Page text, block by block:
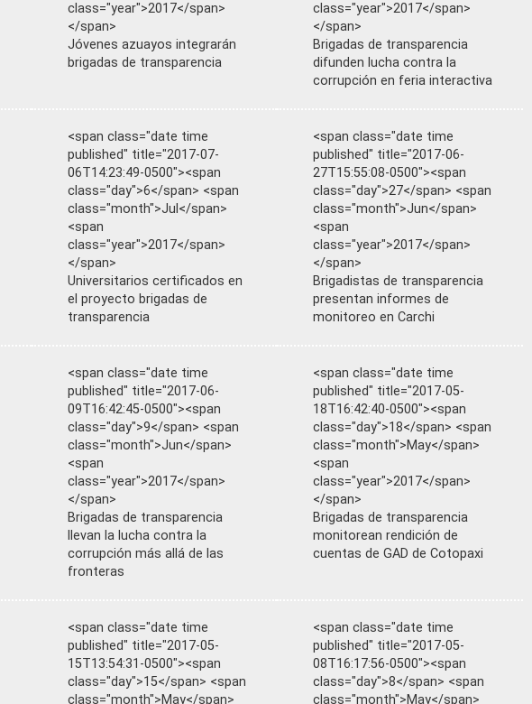
class="year">2017</span>
</span>
Jóvenes azuayos integrarán
brigadas de transparencia
class="year">2017</span>
</span>
Brigadas de transparencia
difunden lucha contra la
corrupción en feria interactiva
<span class="date time
published" title="2017-07-
06T14:23:49-0500"><span
class="day">6</span> <span
class="month">Jul</span>
<span
class="year">2017</span>
</span>
Universitarios certificados en
el proyecto brigadas de
transparencia
<span class="date time
published" title="2017-06-
27T15:55:08-0500"><span
class="day">27</span> <span
class="month">Jun</span>
<span
class="year">2017</span>
</span>
Brigadistas de transparencia
presentan informes de
monitoreo en Carchi
<span class="date time
published" title="2017-06-
09T16:42:45-0500"><span
class="day">9</span> <span
class="month">Jun</span>
<span
class="year">2017</span>
</span>
Brigadas de transparencia
llevan la lucha contra la
corrupción más allá de las
fronteras
<span class="date time
published" title="2017-05-
18T16:42:40-0500"><span
class="day">18</span> <span
class="month">May</span>
<span
class="year">2017</span>
</span>
Brigadas de transparencia
monitorean rendición de
cuentas de GAD de Cotopaxi
<span class="date time
published" title="2017-05-
15T13:54:31-0500"><span
class="day">15</span> <span
class="month">May</span>
<span class="date time
published" title="2017-05-
08T16:17:56-0500"><span
class="day">8</span> <span
class="month">May</span>